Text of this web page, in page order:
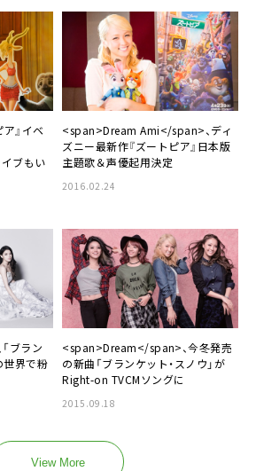
』イベ
ブもい
<span>Dream Ami</span>、ディ
ズニー最新作『ズートピア』日本版
主題歌＆声優起用決定
2016.02.24
ブラン
世界で粉
<span>Dream</span>、今冬発売
の新曲「ブランケット・スノウ」が
Right-on TVCMソングに
2015.09.18
View More